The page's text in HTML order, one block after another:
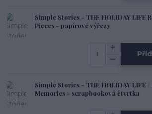
Simple Stories - THE HOLIDAY LIFE
Pieces - papírové výřezy
Simple Stories - THE HOLIDAY LIFE
Memories - scrapbooková čtvrtka